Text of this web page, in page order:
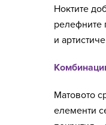
Ноктите
релефните
и
Матовото
елементи